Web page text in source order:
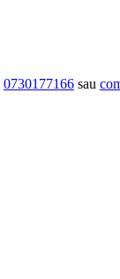
0730177166 sau